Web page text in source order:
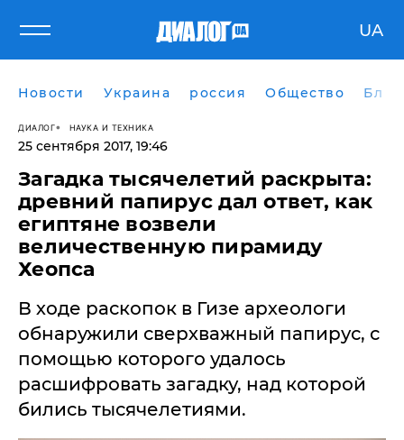
UA
Новости Украина россия Общество
ДИАЛОГ НАУКА И ТЕХНИКА
25 сентября 2017, 19:46
Загадка тысячелетий раскрыта:
древний папирус дал ответ, как
египтяне возвели
величественную пирамиду
Хеопса
​В ходе раскопок в Гизе археологи
обнаружили сверхважный папирус, с
помощью которого удалось
расшифровать загадку, над которой
бились тысячелетиями.